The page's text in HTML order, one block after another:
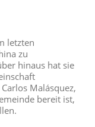
letzten
zu
hinaus hat sie
Malásquez,
bereit ist,